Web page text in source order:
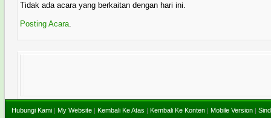
Tidak ada acara yang berkaitan dengan hari ini.
Posting Acara.
Hubungi Kami | My Website | Kembali Ke Atas | Kembali Ke Konten | Mobile Version |